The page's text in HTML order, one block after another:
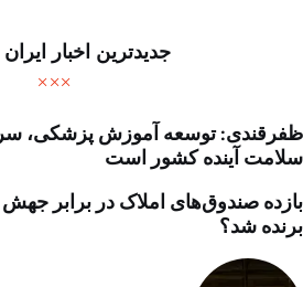
جدیدترین اخبار
ظفرقندی: توسعه آموزش پزشکی،
سلامت آینده کشور است
بازده صندوق‌های املاک در برابر
برنده شد؟